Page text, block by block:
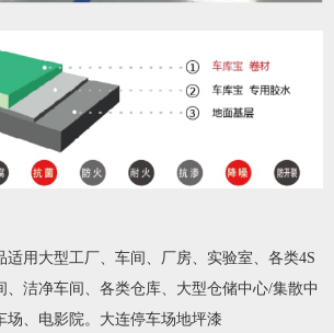
适用大型工厂、车间、厂房、实验室、各类4S
、洁净车间、各类仓库、大型仓储中心/集散中
场、电影院。大连停车场地坪漆